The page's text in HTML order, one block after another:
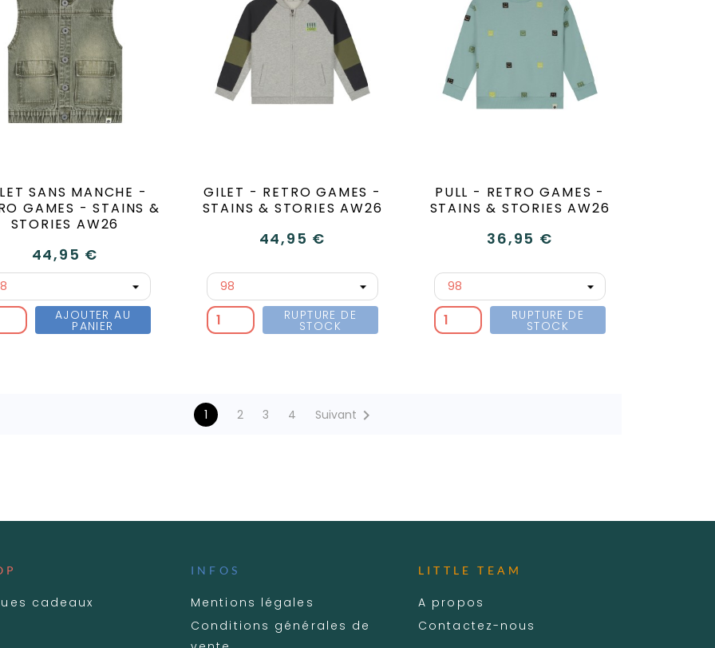
SANS MANCHE -
GAMES - STAINS &
STORIES AW26
44,95 €
AJOUTER AU
PANIER
GILET - RETRO GAMES -
STAINS & STORIES AW26
44,95 €
RUPTURE DE
STOCK
PULL - RETRO GAMES -
STAINS & STORIES AW26
36,95 €
RUPTURE DE
STOCK
1 2 3 4 Suivant 
cadeaux
INFOS
Mentions légales
Conditions générales de
LITTLE TEAM
A propos
Contactez-nous